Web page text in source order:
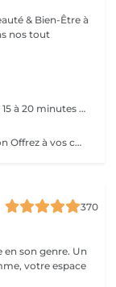
nos tout
1. Diagnostic personnalisé Première visite Durée : 15 à 20 minutes Service offert et obligatoire pour votre 1er rendez-vous; Lors de votre première visite dans notre salon, nous vous offrons un diagnostic personnalisé obligatoire, afin de faire connaissance, comprendre vos habitudes capillaires, vos attentes, vos envies mais aussi les particularités de votre cheveu et de votre cuir chevelu. Nous prenons le temps d'analyser ensemble la texture, la santé de vos cheveux, votre morphologie, votre style de vie et votre routine beauté pour vous proposer un accompagnement sur-mesure. Ce moment d'échange nous permet de bâtir une relation de confiance, de vous conseiller les prestations les plus adaptées et de vous guider vers un résultat à la hauteur de vos attentes. Ce diagnostic est la base indispensable pour toute prestation, et particulièrement essentiel pour garantir cohérence, satisfaction et sécurité dès la première rencontre. 2. Conseil transformation / relooking Durée : 20 à 30 minutes Service offert sur rendez-vous Vous envisagez un changement de look, une transformation capillaire ou un relooking complet ? Nous vous proposons un rendez-vous conseil dédié. Ce service est inclus gracieusement en complément d'un rendez-vous déjà réservé en ligne (coupe, couleur, etc.) lorsque vous souhaitez un changement de style ou une transformation capillaire. Il sera ajouté à votre prestation demandée afin de nous permettre de prendre le temps nécessaire pour un conseil personnalisé, sans impacter la qualité de notre travail. Lors de cette consultation, nous échangeons en profondeur sur vos envies de changement : nouvelle coupe, nouvelle couleur, style différent, inspiration particulière Nous réalisons une analyse morphologique, une étude de vos traits, de votre carnation, de vos cheveux et de votre style de vie pour vous orienter vers des propositions cohérentes et valorisantes. Ce service est vivement conseillé avant toute transformation afin d'assurer un résultat harmonieux, durable et en accord avec votre personnalité.
HAIR SPA DAVINES L'Expérience Soin d'Exception Offrez à vos cheveux et votre cuir chevelu un rituel sur mesure grâce aux Hair Spa Davines, une gamme de traitements professionnels conçus pour répondre aux besoins spécifiques de votre fibre capillaire. Chaque soin est réalisé avec des formules naturelles, riches en actifs puissants, pour des cheveux plus forts, plus sains et éclatants de beauté. Traitement Reconstruction Soin Profond Réparateur Idéal pour les cheveux abîmés, fragilisés ou sensibilisés par les colorations, la chaleur et les agressions extérieures. Ce soin hautement concentré en protéines végétales et kératine pénètre en profondeur pour renforcer la fibre capillaire et lui redonner élasticité, douceur et résistance. Répare et reconstruit la fibre capillaire Réduit la casse et renforce les longueurs Apporte douceur et brillance Offrez à vos cheveux l'expertise des Hair Spa Davines et profitez d'un moment de détente absolue dans notre salon !
370
en son genre. Un
votre espace